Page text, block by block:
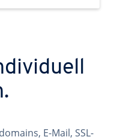
E-Mail, SSL-